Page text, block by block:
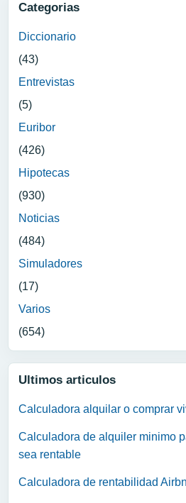
Categorias
Diccionario
(43)
Entrevistas
(5)
Euribor
(426)
Hipotecas
(930)
Noticias
(484)
Simuladores
(17)
Varios
(654)
Ultimos articulos
Calculadora alquilar o comprar
Calculadora de alquiler minimo
sea rentable
Calculadora de rentabilidad